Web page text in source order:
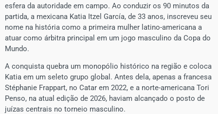
esfera da autoridade em campo. Ao conduzir os 90 minutos da
partida, a mexicana Katia Itzel García, de 33 anos, inscreveu seu
nome na história como a primeira mulher latino-americana a
atuar como árbitra principal em um jogo masculino da Copa do
Mundo.
A conquista quebra um monopólio histórico na região e coloca
Katia em um seleto grupo global. Antes dela, apenas a francesa
Stéphanie Frappart, no Catar em 2022, e a norte-americana Tori
Penso, na atual edição de 2026, haviam alcançado o posto de
juízas centrais no torneio masculino.